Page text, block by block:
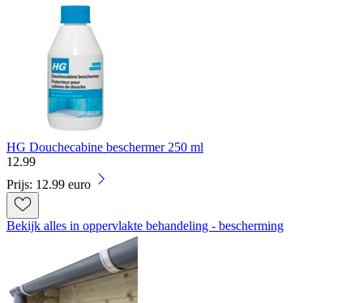
HG Douchecabine beschermer 250 ml
12.99
Prijs: 12.99 euro
Bekijk alles in oppervlakte behandeling - bescherming